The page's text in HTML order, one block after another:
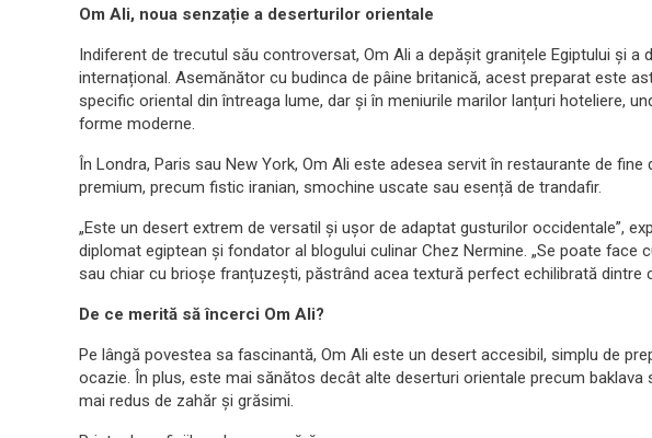
Om Ali, noua senzație a deserturilor orientale
Indiferent de trecutul său controversat, Om Ali a depășit granițele Egiptului și a
internațional. Asemănător cu budinca de pâine britanică, acest preparat este
specific oriental din întreaga lume, dar și în meniurile marilor lanțuri hoteliere,
forme moderne.
În Londra, Paris sau New York, Om Ali este adesea servit în restaurante de fine
premium, precum fistic iranian, smochine uscate sau esență de trandafir.
„Este un desert extrem de versatil și ușor de adaptat gusturilor occidentale”,
diplomat egiptean și fondator al blogului culinar Chez Nermine. „Se poate face
sau chiar cu brioșe franțuzești, păstrând acea textură perfect echilibrată dintre
De ce merită să încerci Om Ali?
Pe lângă povestea sa fascinantă, Om Ali este un desert accesibil, simplu de
ocazie. În plus, este mai sănătos decât alte deserturi orientale precum baklava
mai redus de zahăr și grăsimi.